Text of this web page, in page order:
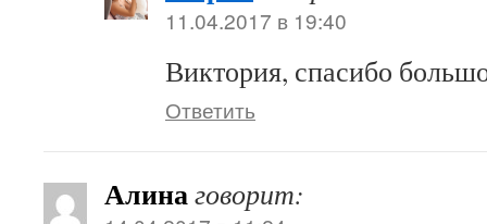
11.04.2017 в 19:40
Виктория, спасибо
Ответить
Алинаговорит: